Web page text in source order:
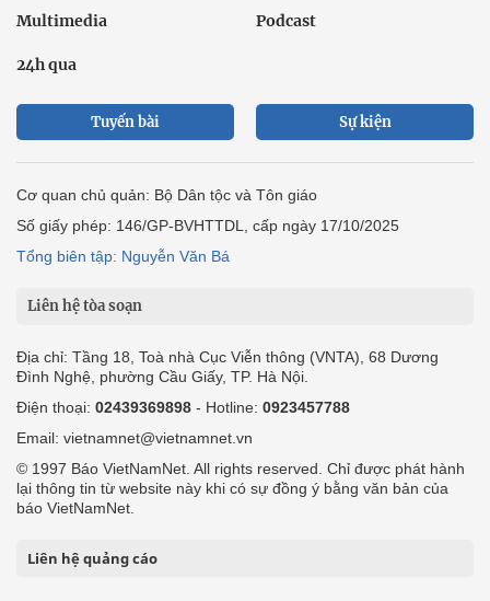
Multimedia Podcast
24h qua
Tuyến bài Sự kiện
Cơ quan chủ quản: Bộ Dân tộc và Tôn giáo
Số giấy phép: 146/GP-BVHTTDL, cấp ngày 17/10/2025
Tổng biên tập: Nguyễn Văn Bá
Liên hệ tòa soạn
Địa chỉ: Tầng 18, Toà nhà Cục Viễn thông (VNTA), 68 Dương
Đình Nghệ, phường Cầu Giấy, TP. Hà Nội.
Điện thoại: 02439369898 - Hotline: 0923457788
Email: vietnamnet@vietnamnet.vn
© 1997 Báo VietNamNet. All rights reserved. Chỉ được phát hành
lại thông tin từ website này khi có sự đồng ý bằng văn bản của
báo VietNamNet.
Liên hệ quảng cáo